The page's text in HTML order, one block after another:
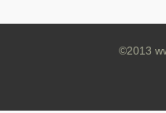
©2013